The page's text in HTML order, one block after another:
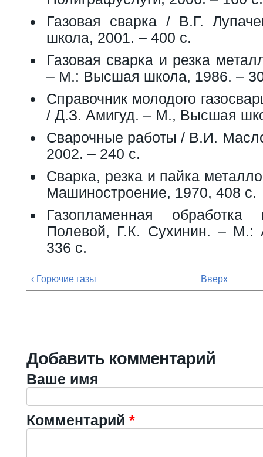
Газовая сварка / В.Г.
школа, 2001. – 400 с.
Газовая сварка и резка
– М.: Высшая школа, 1986. –
Справочник молодого
/ Д.З. Амигуд. – М., Высшая
Сварочные работы / В.И.
2002. – 240 с.
Сварка, резка и пайка
Машиностроение, 1970, 408 с.
Газопламенная
Полевой, Г.К. Сухинин. – М.:
336 с.
‹ Горючие газы Вверх
Добавить комментарий
Ваше имя
Комментарий *